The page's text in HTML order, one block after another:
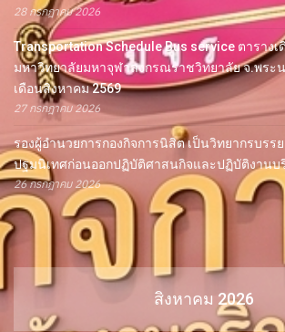
28 กรกฎาคม 2026
Transportation Schedule Bus service ตาราง
มหาวิทยาลัยมหาจุฬาลงกรณราชวิทยาลัย จ.พระ
เดือนสิงหาคม 2569
27 กรกฎาคม 2026
รองผู้อำนวยการกองกิจการนิสิต เป็นวิทยากรบรร
ปฐมนิเทศก่อนออกปฏิบัติศาสนกิจและปฏิบัติงานบ
26 กรกฎาคม 2026
สิงหาคม 2026